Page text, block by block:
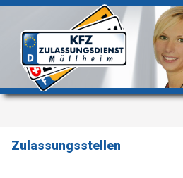
Zulassungsstellen